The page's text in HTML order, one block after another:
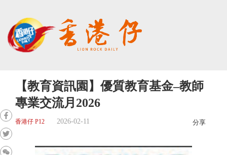
【教育資訊園】優質教育基金–教師
專業交流月2026
香港仔 P12 2026-02-11 分享